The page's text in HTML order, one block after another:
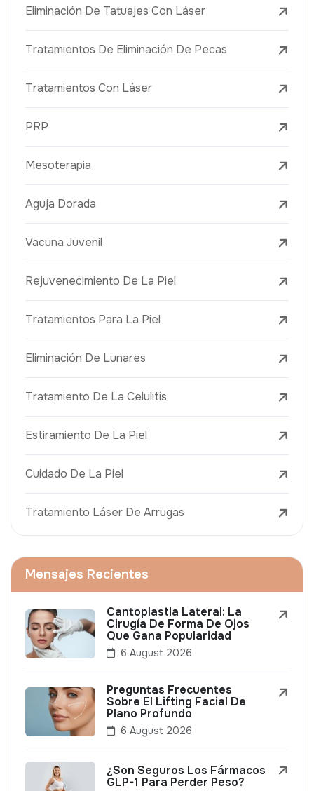
Eliminación De Tatuajes Con Láser
Tratamientos De Eliminación De Pecas
Tratamientos Con Láser
PRP
Mesoterapia
Aguja Dorada
Vacuna Juvenil
Rejuvenecimiento De La Piel
Tratamientos Para La Piel
Eliminación De Lunares
Tratamiento De La Celulitis
Estiramiento De La Piel
Cuidado De La Piel
Tratamiento Láser De Arrugas
Mensajes Recientes
Cantoplastia Lateral: La
Cirugía De Forma De Ojos
Que Gana Popularidad
6 August 2026
Preguntas Frecuentes
Sobre El Lifting Facial De
Plano Profundo
6 August 2026
¿Son Seguros Los Fármacos
GLP-1 Para Perder Peso?